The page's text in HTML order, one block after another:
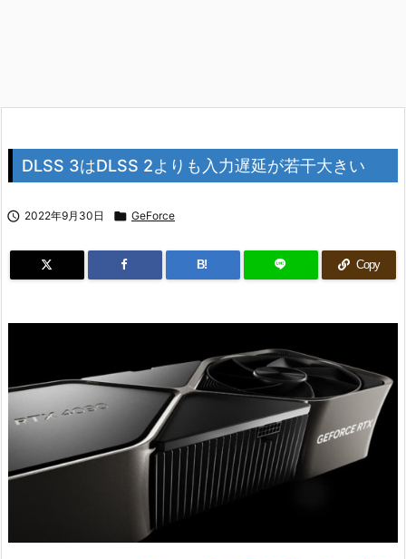
DLSS 3はDLSS 2よりも入力遅延が若干大きい
 2022年9月30日  GeForce
B! Copy